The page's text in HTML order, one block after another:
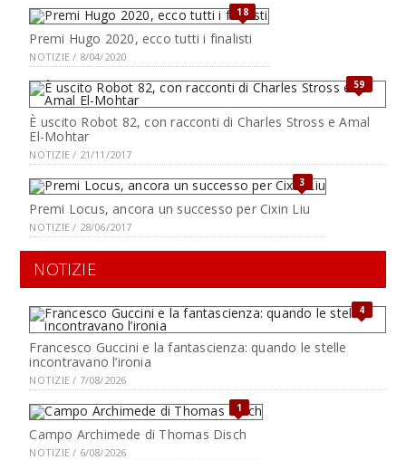
18
Premi Hugo 2020, ecco tutti i finalisti
NOTIZIE / 8/04/2020
59
È uscito Robot 82, con racconti di Charles Stross e Amal
El-Mohtar
NOTIZIE / 21/11/2017
3
Premi Locus, ancora un successo per Cixin Liu
NOTIZIE / 28/06/2017
NOTIZIE
4
Francesco Guccini e la fantascienza: quando le stelle
incontravano l’ironia
NOTIZIE / 7/08/2026
1
Campo Archimede di Thomas Disch
NOTIZIE / 6/08/2026